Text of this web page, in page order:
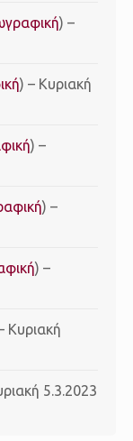
) –
) – Κυριακή
) –
) –
) –
Κυριακή
5.3.2023